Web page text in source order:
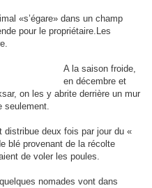
«s’égare» dans un champ
pour le propriétaire.Les
A la saison froide,
en décembre et
on les y abrite derrière un mur
seulement.
distribue deux fois par jour du «
blé provenant de la récolte
de voler les poules.
nomades vont dans